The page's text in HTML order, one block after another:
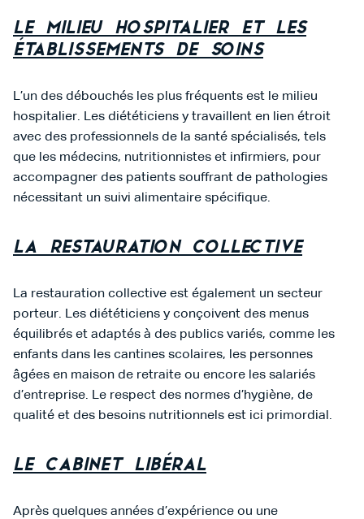
Le milieu hospitalier et les
établissements de soins
L’un des débouchés les plus fréquents est le milieu
hospitalier. Les diététiciens y travaillent en lien étroit
avec des professionnels de la santé spécialisés, tels
que les médecins, nutritionnistes et infirmiers, pour
accompagner des patients souffrant de pathologies
nécessitant un suivi alimentaire spécifique.
La restauration collective
La restauration collective est également un secteur
porteur. Les diététiciens y conçoivent des menus
équilibrés et adaptés à des publics variés, comme les
enfants dans les cantines scolaires, les personnes
âgées en maison de retraite ou encore les salariés
d’entreprise. Le respect des normes d’hygiène, de
qualité et des besoins nutritionnels est ici primordial.
Le cabinet libéral
Après quelques années d’expérience ou une